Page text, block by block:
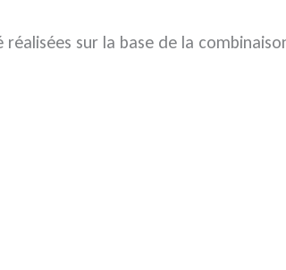
sur la base de la